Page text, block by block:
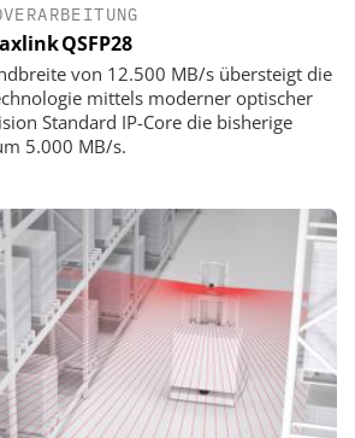
QSFP28
von 12.500 MB/s übersteigt die
mittels moderner optischer
Standard IP-Core die bisherige
5.000 MB/s.